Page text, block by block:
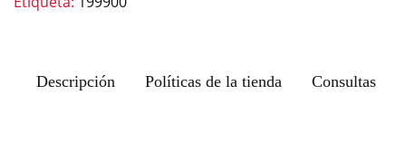
Descripción Políticas de la tienda Consultas